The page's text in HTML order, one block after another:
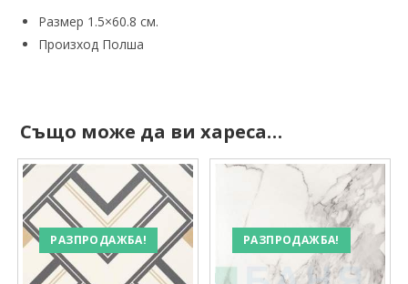
Размер 1.5×60.8 см.
Произход Полша
Също може да ви хареса…
РАЗПРОДАЖБА! РАЗПРОДАЖБА!